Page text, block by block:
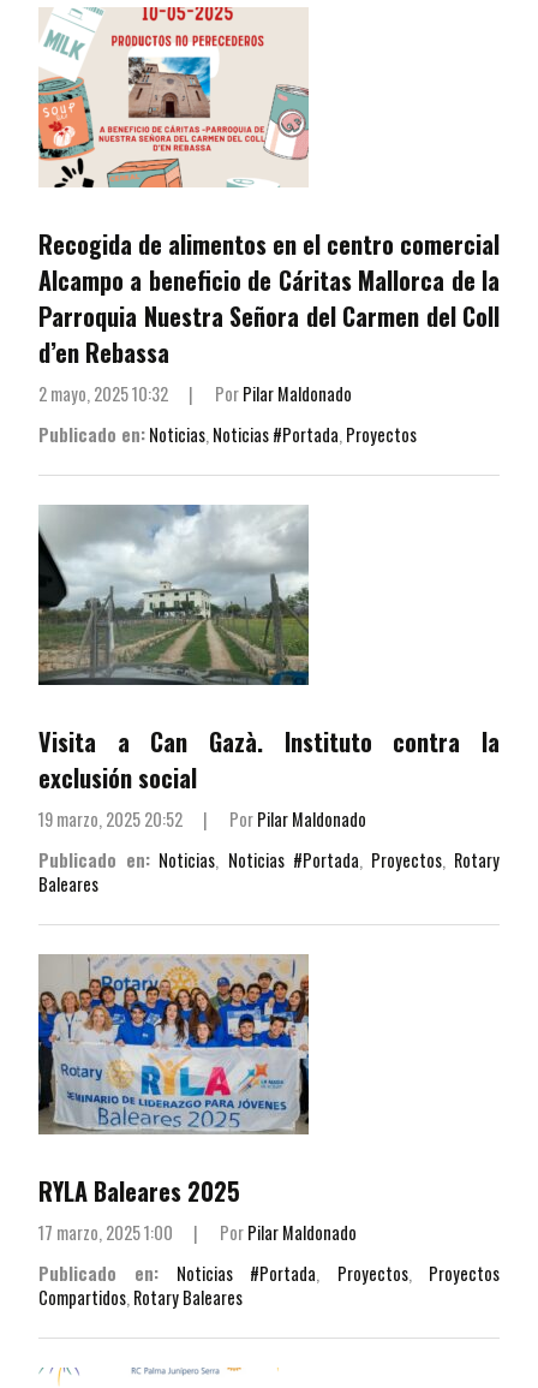
Recogida de alimentos en el centro comercial
Alcampo a beneficio de Cáritas Mallorca de la
Parroquia Nuestra Señora del Carmen del Coll
d’en Rebassa
2 mayo, 2025 10:32 | PorPilar Maldonado
Publicado en:Noticias, Noticias #Portada, Proyectos
Visita a Can Gazà. Instituto contra la
exclusión social
19 marzo, 2025 20:52 | PorPilar Maldonado
Publicado en: Noticias, Noticias #Portada, Proyectos, Rotary
Baleares
RYLA Baleares 2025
17 marzo, 2025 1:00 | PorPilar Maldonado
Publicado en:
Noticias #Portada, Proyectos, Proyectos
Compartidos,Rotary Baleares